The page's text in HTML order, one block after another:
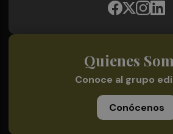
Quienes
Conoce al grupo
Conócenos